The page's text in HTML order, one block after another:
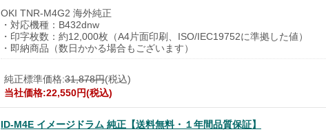
OKI TNR-M4G2 海外純正
・対応機種：B432dnw
・印字枚数：約12,000枚（A4片面印刷、ISO/IEC19752に準拠した値）
・即納商品（数日かかる場合もございます）
純正標準価格:31,878円(税込)
当社価格:22,550円(税込)
ID-M4E イメージドラム 純正【送料無料・１年間品質保証】